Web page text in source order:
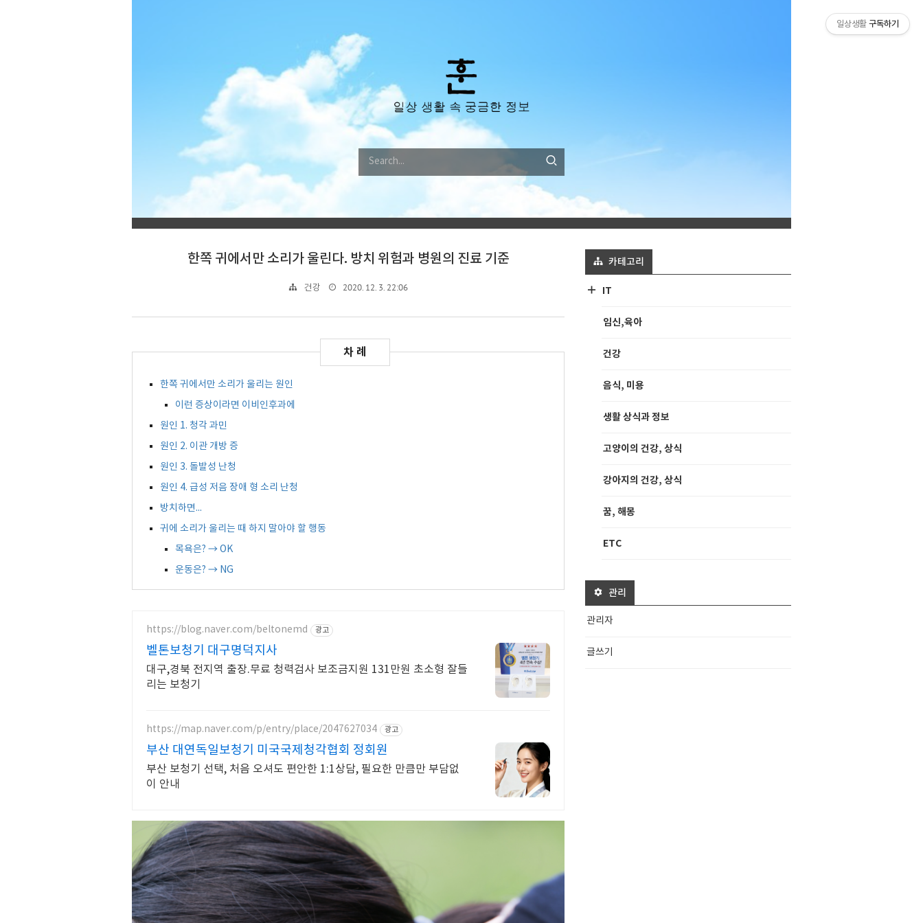
한쪽 귀에서만 소리가 울린다. 방치 위험과 병원의 진료 기준
건강 2020. 12. 3. 22:06
한쪽 귀에서만 소리가 울리는 원인
이런 증상이라면 이비인후과에
원인 1. 청각 과민
원인 2. 이관 개방 증
원인 3. 돌발성 난청
원인 4. 급성 저음 장애 형 소리 난청
방치하면...
귀에 소리가 울리는 때 하지 말아야 할 행동
목욕은? → OK
운동은? → NG
https://blog.naver.com/beltonemd 광고
벨톤보청기 대구명덕지사
대구,경북 전지역 출장.무료 청력검사 보조금지원 131만원 초소형 잘들
리는 보청기
https://map.naver.com/p/entry/place/2047627034 광고
부산 대연독일보청기 미국국제청각협회 정회원
부산 보청기 선택, 처음 오셔도 편안한 1:1상담, 필요한 만큼만 부담없
이 안내
카테고리
IT
임신,육아
건강
음식, 미용
생활 상식과 정보
고양이의 건강, 상식
강아지의 건강, 상식
꿈, 해몽
ETC
관리
관리자
글쓰기
일상생활 구독하기